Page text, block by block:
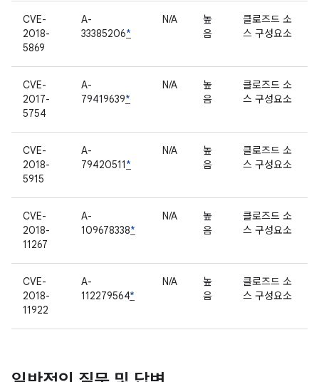
CVE-
2018-
5869
A-
33385206*
N/A
높
음
클로즈드 소
스 구성요소
CVE-
2017-
5754
A-
79419639*
N/A
높
음
클로즈드 소
스 구성요소
CVE-
2018-
5915
A-
79420511*
N/A
높
음
클로즈드 소
스 구성요소
CVE-
2018-
11267
A-
109678338*
N/A
높
음
클로즈드 소
스 구성요소
CVE-
2018-
11922
A-
112279564*
N/A
높
음
클로즈드 소
스 구성요소